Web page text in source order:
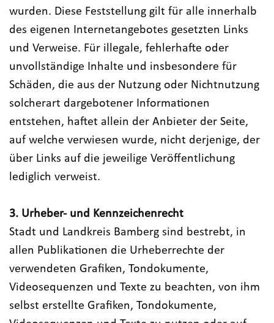
wurden. Diese Feststellung gilt für alle innerhalb
des eigenen Internetangebotes gesetzten Links
und Verweise. Für illegale, fehlerhafte oder
unvollständige Inhalte und insbesondere für
Schäden, die aus der Nutzung oder Nichtnutzung
solcherart dargebotener Informationen
entstehen, haftet allein der Anbieter der Seite,
auf welche verwiesen wurde, nicht derjenige, der
über Links auf die jeweilige Veröffentlichung
lediglich verweist.
3. Urheber- und Kennzeichenrecht
Stadt und Landkreis Bamberg sind bestrebt, in
allen Publikationen die Urheberrechte der
verwendeten Grafiken, Tondokumente,
Videosequenzen und Texte zu beachten, von ihm
selbst erstellte Grafiken, Tondokumente,